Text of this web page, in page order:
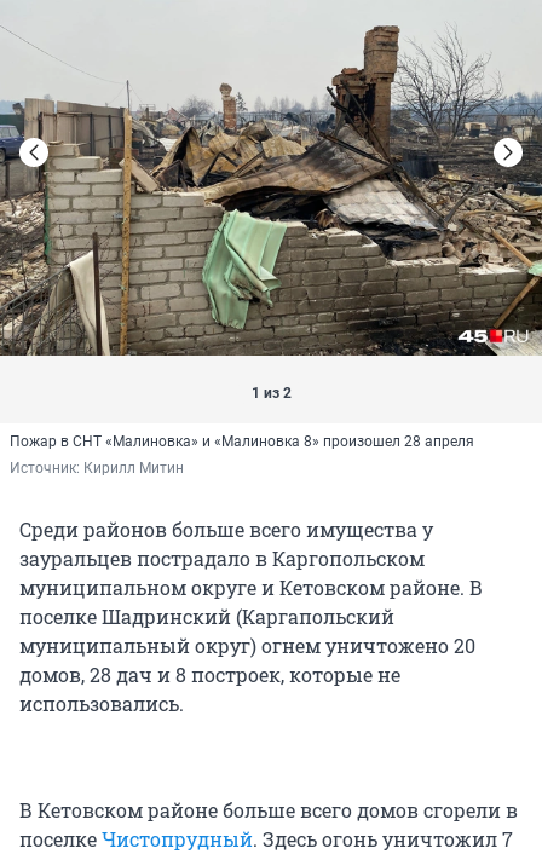
1 из 2
Пожар в СНТ «Малиновка» и «Малиновка 8» произошел 28 апреля
Источник: Кирилл Митин
Среди районов больше всего имущества у
зауральцев пострадало в Каргопольском
муниципальном округе и Кетовском районе. В
поселке Шадринский (Каргапольский
муниципальный округ) огнем уничтожено 20
домов, 28 дач и 8 построек, которые не
использовались.
В Кетовском районе больше всего домов сгорели в
поселкеЧистопрудный. Здесь огонь уничтожил 7